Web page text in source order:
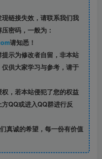
链接失效，请联系我们我
密码，一般为：
请知悉！
示为修改者自留， 非本站
供大家学习与参考，请于
，若本站侵犯了您的权益
QQ或进入QQ群进行反
真诚的希望，每一份有价值